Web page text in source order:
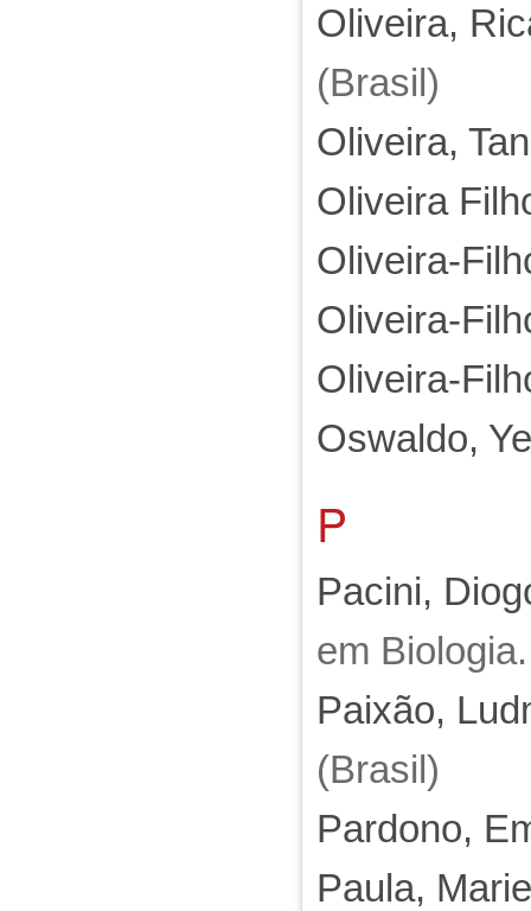
Oliveira,
(Brasil)
Oliveira,
Oliveira
Oliveira-
Oliveira-
Oliveira-
Oswaldo,
P
Pacini,
em
Paixão,
(Brasil)
Pardono,
Paula,